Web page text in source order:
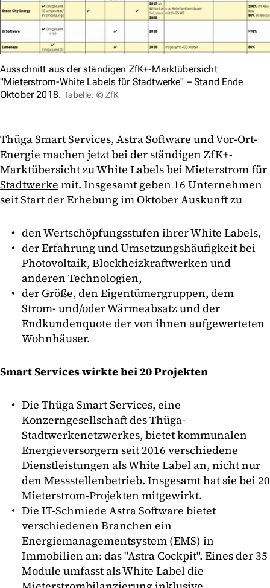
Ausschnitt aus der ständigen ZfK+-Marktübersicht
"Mieterstrom-White Labels für Stadtwerke" – Stand Ende
Oktober 2018. Tabelle: © ZfK
Thüga Smart Services, Astra Software und Vor-Ort-
Energie machen jetzt bei derständigen ZfK+-
Marktübersicht zu White Labels bei Mieterstrom für
Stadtwerke mit. Insgesamt geben 16 Unternehmen
seit Start der Erhebung im Oktober Auskunft zu
den Wertschöpfungsstufen ihrer White Labels,
der Erfahrung und Umsetzungshäufigkeit bei
Photovoltaik, Blockheizkraftwerken und
anderen Technologien,
der Größe, den Eigentümergruppen, dem
Strom- und/oder Wärmeabsatz und der
Endkundenquote der von ihnen aufgewerteten
Wohnhäuser.
Smart Services wirkte bei 20 Projekten
Die Thüga Smart Services, eine
Konzerngesellschaft des Thüga-
Stadtwerkenetzwerkes, bietet kommunalen
Energieversorgern seit 2016 verschiedene
Dienstleistungen als White Label an, nicht nur
den Messstellenbetrieb. Insgesamt hat sie bei 20
Mieterstrom-Projekten mitgewirkt.
Die IT-Schmiede Astra Software bietet
verschiedenen Branchen ein
Energiemanagementsystem (EMS) in
Immobilien an: das "Astra Cockpit". Eines der 35
Module umfasst als White Label die